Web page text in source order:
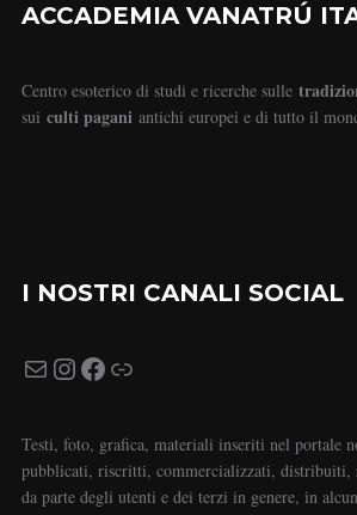
ACCADEMIA VANATRÚ
Centro esoterico di studi e ricerche sulle
sui culti paganiantichi europei e di tutto il
I NOSTRI CANALI SOCIAL
Testi, foto, grafica, materiali inseriti nel portale
pubblicati, riscritti, commercializzati, distribuiti,
da parte degli utenti e dei terzi in genere, in